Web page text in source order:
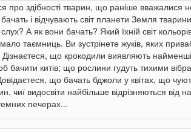
про здібності тварин, що раніше
і відчувають світ планети Земля
А як вони бачать? Який їхній світ
таємниць. Ви зустрінете жуків, яких
Дізнаєтеся, що крокодили виявляють
китів; що рослини гудуть тихими
що бачать бджоли у квітах, що
чиї видосвіти найбільше відрізняються
печерах...